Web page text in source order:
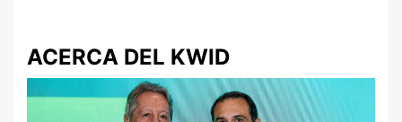
ACERCA DEL KWID